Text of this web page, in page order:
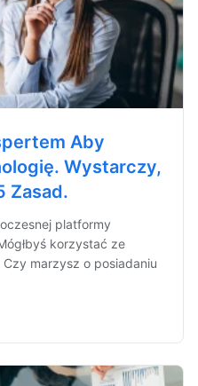
Aby
Wystarczy,
Zasad.
platformy
korzystać ze
marzysz o posiadaniu